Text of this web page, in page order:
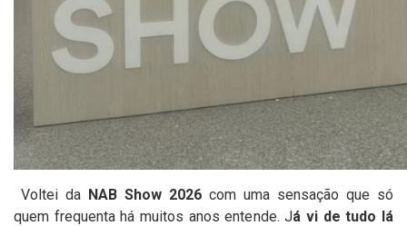
Voltei da NAB Show 2026 com uma sensação que só
quem frequenta há muitos anos entende. Já vi de tudo lá